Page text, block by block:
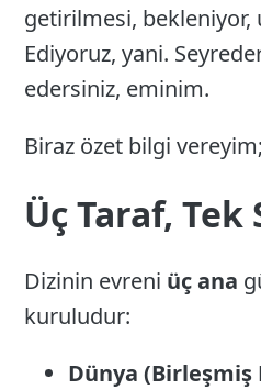
getirilmesi, bekleniyor,
Ediyoruz, yani.
edersiniz, eminim.
Biraz özet bilgi vereyim;
Üç Taraf, Tek
Dizinin evreni üç ana
kuruludur:
Dünya